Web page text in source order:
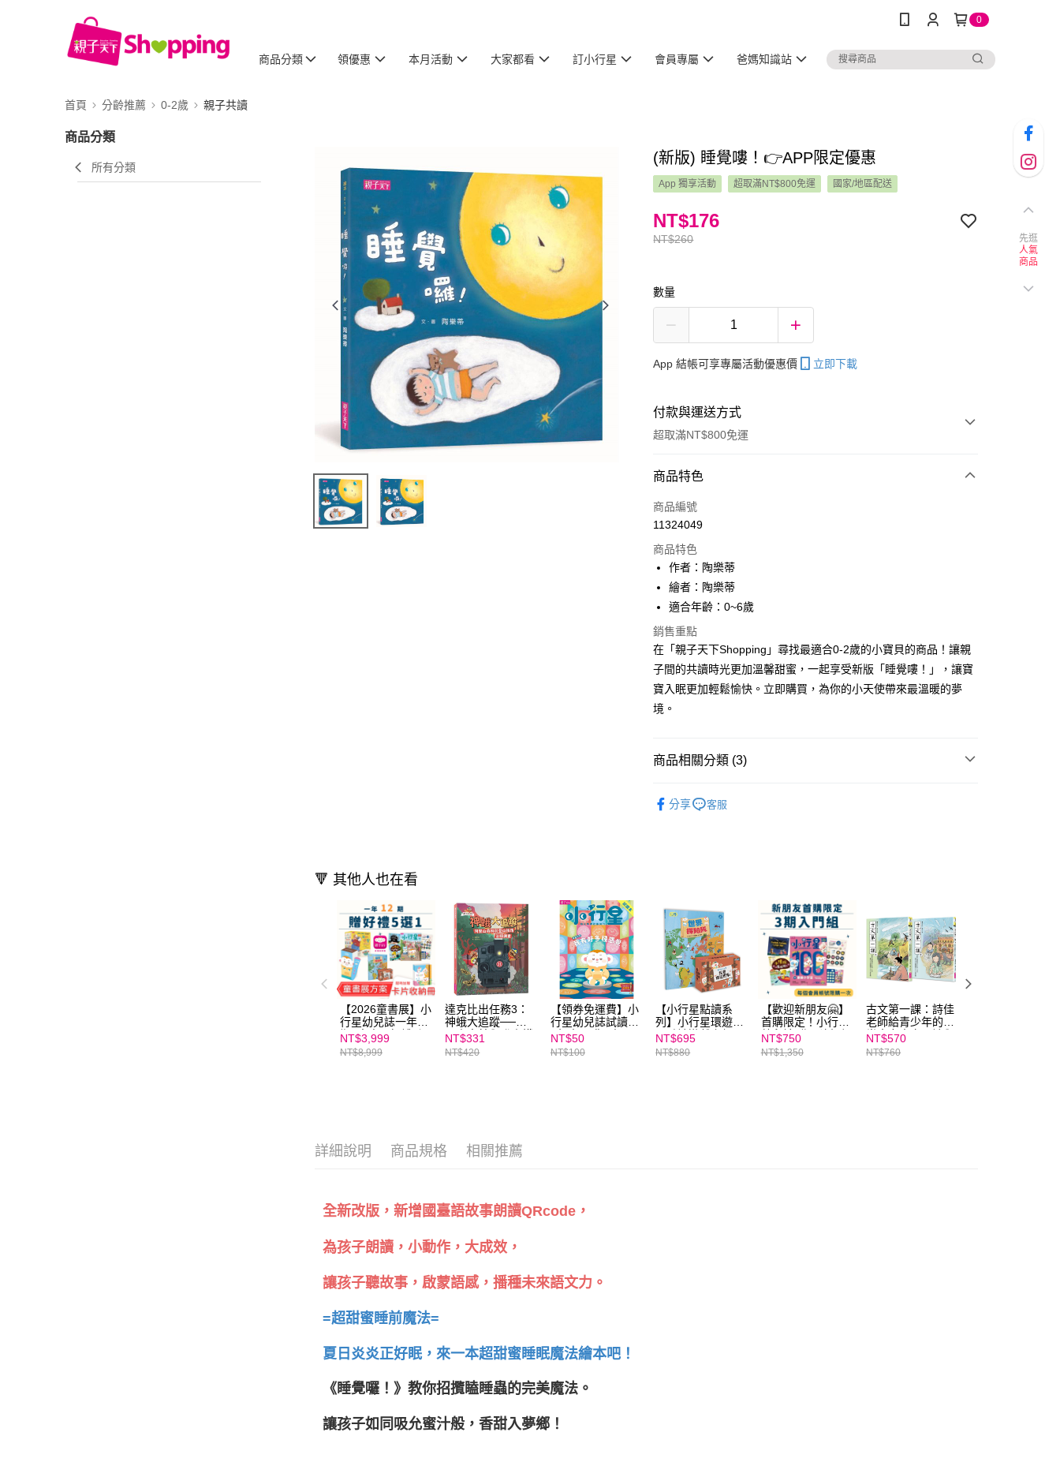
0
商品分類 領優惠 本月活動 大家都看 訂小行星 會員專屬 爸媽知識站
首頁 分齡推薦 0-2歲 親子共讀
商品分類
所有分類
(新版) 睡覺嘍！👉APP限定優惠
App 獨享活動 超取滿NT$800免運 國家/地區配送
NT$260
NT$176
數量
App 結帳可享專屬活動優惠價 立即下載
付款與運送方式
超取滿NT$800免運
付款方式
信用卡一次付款
Apple Pay
大哥付你分期
相關說明
【大哥付你分期使用說明】
1.本服務由台灣大哥大提供，台灣大哥大用戶可立即使用無須另外申請。
2.付款方式選擇「大哥付你分期」，訂單成立後會自動跳轉到大哥付的交易
流程，驗證手機門號後，選擇欲分期的期數、繳款截止日，確認付款後即
完成交易。
3.實際核准額度、可分期數及費用金額請依後續交易確認頁面所載為準。
4.訂單成立30分鐘內，如未前往確認交易或遇審核未通過，訂單將自動取
【繳款方式說明】
1.分期款項不併入電信帳單，「大哥付你分期」於每月結算日後寄送繳費提
2.透過簡訊連結打開帳單後，可選擇「超商條碼／台灣大直營門市／銀行轉
帳／街口支付／iPASS MONEY」等通路繳費。
資料（包含姓名、電話或地址）提供予台灣大哥大進項蒐集、處理及利
用，由本公司與您本人進行分期帳單所需資料之確認、核對及更正。
3.完整用戶服務條款，請詳閱以下連結：https://oppay.tw/userRule
AFTEE先享後付
相關說明
【關於「AFTEE先享後付」】
AFTEE先享後付是「在收到商品之後才付款」的支付方式。 讓您購物簡單
１．簡單：不需註冊會員、不需綁卡、不需儲值。
付」結帳頁面，進行簡訊認證並確認金額後，即可完成結帳。
２．訂單成立數日內，您將收到繳費通知簡訊。
是否繳費成功／繳費後需取消欲退款等相關疑問，請聯繫「AFTEE先享後
付客戶支援中心」
https://netprotections.freshdesk.com/support/home
【注意事項】
１．透過由恩沛科技股份有限公司提供之「AFTEE先享後付」服務完成之
交易，需依本服務之必要範圍內提供個人資料，並將交易相關給付款項請
求債權轉讓予恩沛科技股份有限公司。
２．關於個人資料處理事宜，請瀏覽以下網址：
https://aftee.tw/terms/#terms3
３．未成年的使用者請事先徵得法定代理人或監護人之同意方可使用
「AFTEE先享後付」，若未經同意申辦者引起之損失，本公司不負相關責
ATM付款
付款後全家取貨
付款後7-11取貨
離島宅配（澎湖、金門、馬祖、小琉球；不適用於郵局i郵箱）
每筆NT$200
海外包裹航空運送 查看運費
商品特色
商品編號
11324049
商品特色
作者：陶樂蒂
繪者：陶樂蒂
適合年齡：0~6歲
銷售重點
在「親子天下Shopping」尋找最適合0-2歲的小寶貝的商品！讓親
子間的共讀時光更加溫馨甜蜜，一起享受新版「睡覺嘍！」，讓寶
寶入眠更加輕鬆愉快。立即購買，為你的小天使帶來最溫暖的夢
境。
商品相關分類 (3)
分享 客服
🔻 其他人也在看
【2026童書展】小
行星幼兒誌一年12
期+童書展好禮5選
1~加贈點讀卡片收
集冊！
NT$3,999
NT$8,999
達克比出任務3：
神蛾大追蹤──阿
里山森林與登山鐵
路沿線調查
NT$331
NT$420
【領券免運費】小
行星幼兒誌試讀本
~每人限購一份
NT$50
NT$100
【小行星點讀系
列】小行星環遊世
界點讀遊戲套組
NT$695
NT$880
【歡迎新朋友🤗】
首購限定！小行星
幼兒誌3期（新刊3
期）
NT$750
NT$1,350
古文第一課：詩佳
老師給青少年的20
堂會考古文閱讀與
SEL成長課（一套
2冊）
NT$570
NT$760
詳細說明 商品規格 相關推薦
全新改版，新增國臺語故事朗讀QRcode，
為孩子朗讀，小動作，大成效，
讓孩子聽故事，啟蒙語感，播種未來語文力。
=超甜蜜睡前魔法=
夏日炎炎正好眠，來一本超甜蜜睡眠魔法繪本吧！
《睡覺囉！》教你招攬瞌睡蟲的完美魔法。
讓孩子如同吸允蜜汁般，香甜入夢鄉！
先逛
人氣
商品